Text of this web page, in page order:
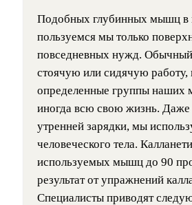
Подобных глубинных мышц в
пользуемся мы только
повседневных нужд.
стоячую или сидячую работу,
определенные группы наших
иногда всю свою жизнь. Даже
утренней зарядки, мы
человеческого тела.
используемых мышц до 90
результат от упражнений
Специалисты приводят